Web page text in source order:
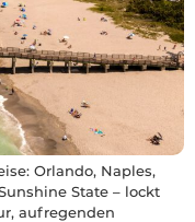
Orlando, Naples,
State – lockt
aufregenden